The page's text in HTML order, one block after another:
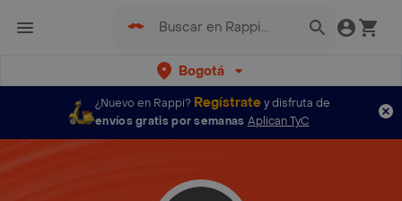
Bogotá
¿Nuevo en Rappi? Regístratey disfruta de
envíos gratis por semanas Aplican TyC